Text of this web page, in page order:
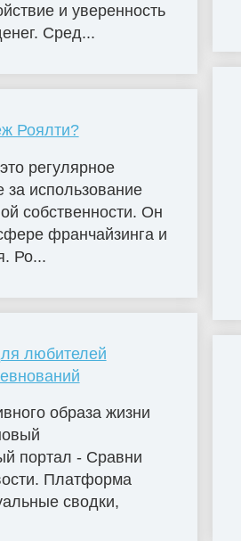
и уверенность
Сред...
Роялти?
регулярное
за использование
собственности. Он
франчайзинга и
Ро...
любителей
образа жизни
портал - Сравни
Платформа
сводки,